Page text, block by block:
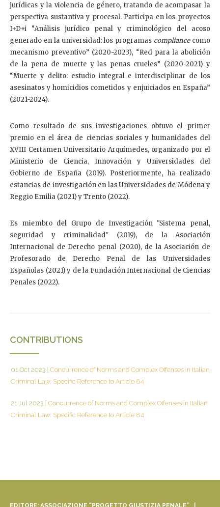
jurídicas y la violencia de género, tratando de acompasar la
perspectiva sustantiva y procesal. Participa en los proyectos
I+D+i “Análisis jurídico penal y criminológico del acoso
generado en la universidad: los programas compliancecomo
mecanismo preventivo” (2020-2023), “Red para la abolición
de la pena de muerte y las penas crueles” (2020-2021) y
“Muerte y delito: estudio integral e interdisciplinar de los
asesinatos y homicidios cometidos y enjuiciados en España”
(2021-2024).
Como resultado de sus investigaciones obtuvo el primer
premio en el área de ciencias sociales y humanidades del
XVIII Certamen Universitario Arquímedes, organizado por el
Ministerio de Ciencia, Innovación y Universidades del
Gobierno de España (2019). Posteriormente, ha realizado
estancias de investigación en las Universidades de Módena y
Reggio Emilia (2021) y Trento (2022).
Es miembro del Grupo de Investigación "Sistema penal,
seguridad y criminalidad" (2019), de la Asociación
Internacional de Derecho penal (2020), de la Asociación de
Profesorado de Derecho Penal de las Universidades
Españolas (2021) y de la Fundación Internacional de Ciencias
Penales (2022).
CONTRIBUTIONS
01 Oct 2023
Concurrence of Norms and Complex Offenses in Italian
Criminal Law: Specific Reference to Article 84
21 Jul 2023
Concurrence of Norms and Complex Offenses in Italian
Criminal Law: Specific Reference to Article 84
EDITORE: ASSOCIAZIONE “PROGETTO GIUSTIZIA PENALE” |